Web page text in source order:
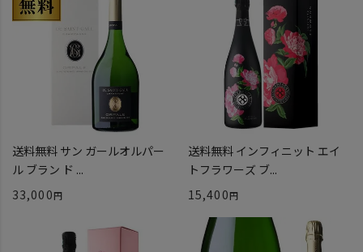
送料無料 サン ガールオルパー
ル ブラン ド ...
33,000
送料無料 インフィニット エイ
トフラワーズ ブ...
15,400